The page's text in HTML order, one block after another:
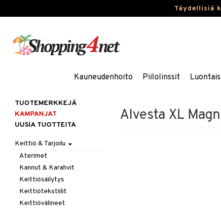
Täydellisiä
Kauneudenhoito Piilolinssit
Alvesta XL
TUOTEMERKKEJÄ
KAMPANJAT
UUSIA TUOTTEITA
Keittiö & Tarjoilu
Aterimet
Kannut & Karahvit
Keittiösäilytys
Keittiötekstiilit
Keittiövälineet